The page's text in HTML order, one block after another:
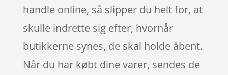
handle online, så slipper du helt for, at
skulle indrette sig efter, hvornår
butikkerne synes, de skal holde åbent.
Når du har købt dine varer, sendes de